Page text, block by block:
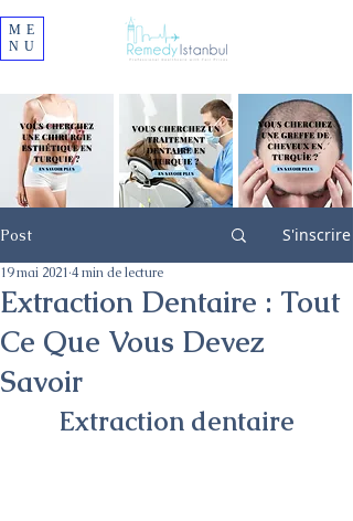
ME
NU
Post S'inscrire
Extraction Dentaire : Tout
Ce Que Vous Devez
Savoir
19 mai 2021 4 min de lecture
Extraction dentaire